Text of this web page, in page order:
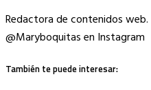
Redactora de contenidos web.
@Maryboquitas en Instagram
También te puede interesar: